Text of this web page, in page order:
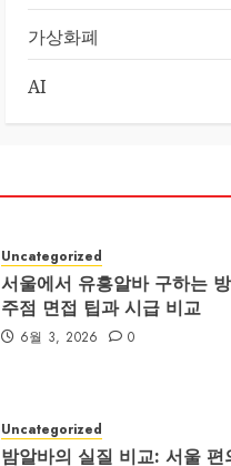
가상화폐
AI
Uncategorized
서울에서 유흥알바 구하는
주점 면접 팁과 시급 비교
6월 3, 2026 0
Uncategorized
밤알바의 실질 비교: 서울